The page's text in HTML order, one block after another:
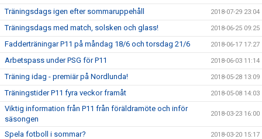
Träningsdags igen efter sommaruppehåll 2018-07-29 23:04
Träningsdags med match, solsken och glass! 2018-06-25 09:25
Fadderträningar P11 på måndag 18/6 och torsdag 21/6 2018-06-17 17:27
Arbetspass under PSG för P11 2018-06-03 11:14
Träning idag - premiär på Nordlunda! 2018-05-28 13:09
Träningstider P11 fyra veckor framåt 2018-05-08 14:03
Viktig information från P11 från föräldramöte och inför
säsongen
2018-03-23 16:00
Spela fotboll i sommar? 2018-03-20 15:17